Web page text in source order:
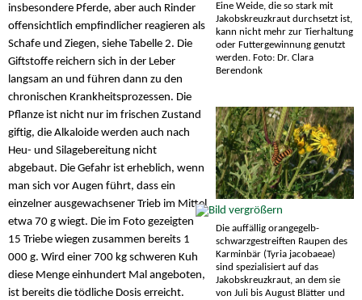
Eine Weide, die so stark mit
Jakobskreuzkraut durchsetzt ist,
kann nicht mehr zur Tierhaltung
oder Futtergewinnung genutzt
werden. Foto: Dr. Clara
Berendonk
Die auffällig orangegelb-
schwarzgestreiften Raupen des
Karminbär (Tyria jacobaeae)
sind spezialisiert auf das
Jakobskreuzkraut, an dem sie
von Juli bis August Blätter und
insbesondere Pferde, aber auch Rinder
offensichtlich empfindlicher reagieren als
Schafe und Ziegen, siehe Tabelle 2. Die
Giftstoffe reichern sich in der Leber
langsam an und führen dann zu den
chronischen Krankheitsprozessen. Die
Pflanze ist nicht nur im frischen Zustand
giftig, die Alkaloide werden auch nach
Heu- und Silagebereitung nicht
abgebaut. Die Gefahr ist erheblich, wenn
man sich vor Augen führt, dass ein
einzelner ausgewachsener Trieb im Mittel
etwa 70 g wiegt. Die im Foto gezeigten
15 Triebe wiegen zusammen bereits 1
000 g. Wird einer 700 kg schweren Kuh
diese Menge einhundert Mal angeboten,
ist bereits die tödliche Dosis erreicht.